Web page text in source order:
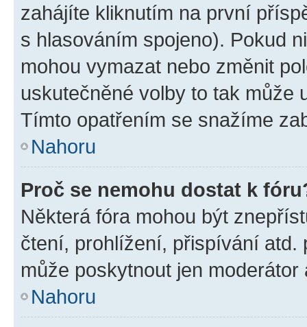
zahájíte kliknutím na první
s hlasováním spojeno). Pokud
mohou vymazat nebo změnit
uskutečněné volby to tak může
Tímto opatřením se snažíme
Nahoru
Proč se nemohu dostat k
Některá fóra mohou být
čtení, prohlížení, přispívání atd.
může poskytnout jen
Nahoru